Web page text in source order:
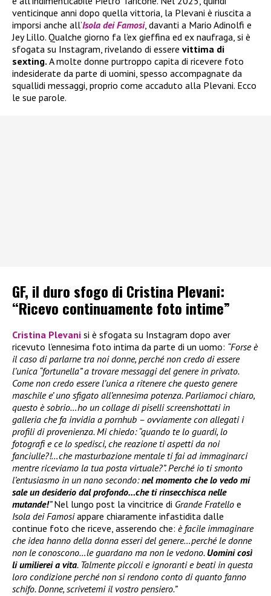
venticinque anni dopo quella vittoria, la Plevani è riuscita a
imporsi anche all’Isola dei Famosi, davanti a Mario Adinolfi e
Jey Lillo. Qualche giorno fa l’ex gieffina ed ex naufraga, si è
sfogata su Instagram, rivelando di essere vittima di
sexting. A molte donne purtroppo capita di ricevere foto
indesiderate da parte di uomini, spesso accompagnate da
squallidi messaggi, proprio come accaduto alla Plevani. Ecco
le sue parole.
GF, il duro sfogo di Cristina Plevani:
“Ricevo continuamente foto intime”
Cristina Plevani si è sfogata su Instagram dopo aver
ricevuto l’ennesima foto intima da parte di un uomo: “Forse è
il caso di parlarne tra noi donne, perché non credo di essere
l’unica “fortunella” a trovare messaggi del genere in privato.
Come non credo essere l’unica a ritenere che questo genere
maschile e’ uno sfigato all’ennesima potenza. Parliamoci chiaro,
questo è sobrio…ho un collage di piselli screenshottati in
galleria che fa invidia a pornhub – ovviamente con allegati i
profili di provenienza. Mi chiedo: “quando te lo guardi, lo
fotografi e ce lo spedisci, che reazione ti aspetti da noi
fanciulle?!…che masturbazione mentale ti fai ad immaginarci
mentre riceviamo la tua posta virtuale?”. Perché io ti smonto
l’entusiasmo in un nano secondo:nel momento che lo vedo mi
sale un desiderio dal profondo…che ti rinsecchisca nelle
mutande!”Nel lungo post la vincitrice di Grande Fratello e
Isola dei Famosiappare chiaramente infastidita dalle
continue foto che riceve, asserendo che: è facile immaginare
che idea hanno della donna esseri del genere…perché le donne
non le conoscono…le guardano ma non le vedono. Uomini così
li umilierei a vita. Talmente piccoli e ignoranti e beati in questa
loro condizione perché non si rendono conto di quanto fanno
schifo. Donne, scrivetemi il vostro pensiero.”